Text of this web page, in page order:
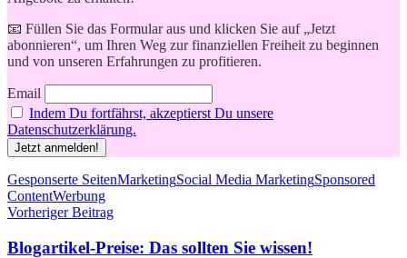
📧 Füllen Sie das Formular aus und klicken Sie auf „Jetzt
abonnieren“, um Ihren Weg zur finanziellen Freiheit zu beginnen
und von unseren Erfahrungen zu profitieren.
Email
Indem Du fortfährst, akzeptierst Du unsere
Datenschutzerklärung.
Schlagwörter
Gesponserte SeitenMarketingSocial Media MarketingSponsored
ContentWerbung
Beitragsnavigation
Vorheriger Beitrag
Blogartikel-Preise: Das sollten Sie wissen!